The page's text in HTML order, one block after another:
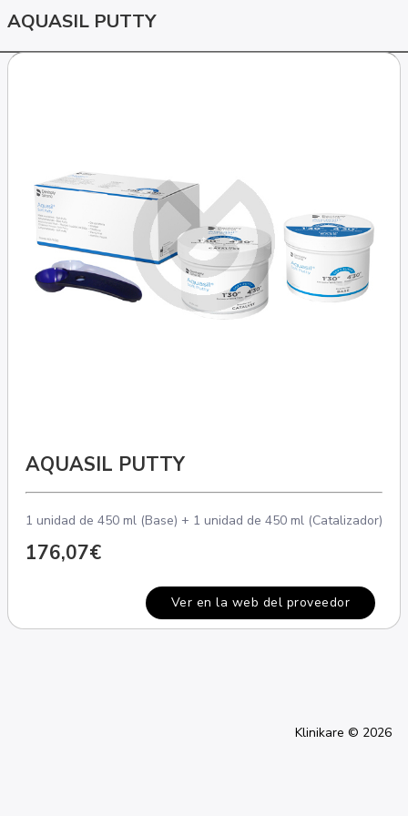
AQUASIL PUTTY
AQUASIL PUTTY
1 unidad de 450 ml (Base) + 1 unidad de 450 ml (Catalizador)
176,07€
Ver en la web del proveedor
Klinikare © 2026